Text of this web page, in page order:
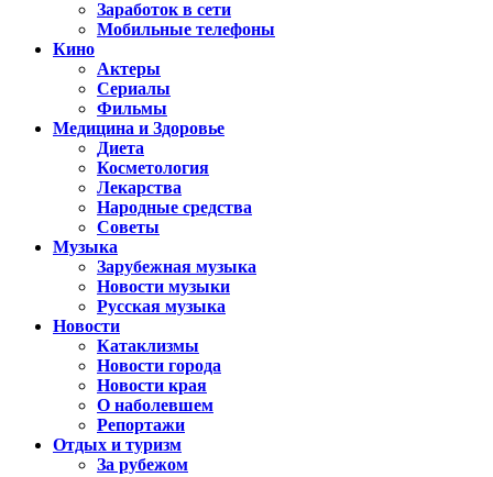
Заработок в сети
Мобильные телефоны
Кино
Актеры
Сериалы
Фильмы
Медицина и Здоровье
Диета
Косметология
Лекарства
Народные средства
Советы
Музыка
Зарубежная музыка
Новости музыки
Русская музыка
Новости
Катаклизмы
Новости города
Новости края
О наболевшем
Репортажи
Отдых и туризм
За рубежом